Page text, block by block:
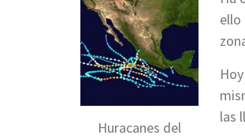
Huracanes del
ello
las